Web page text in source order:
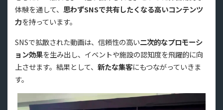
体験を通して、 思わずSNSで共有したくなる高いコンテンツ
力を持っています。
SNSで拡散された動画は、信頼性の高い二次的なプロモーシ
ョン効果を生み出し、イベントや施設の認知度を飛躍的に向
上させます。結果として、 新たな集客にもつながっていきま
す。